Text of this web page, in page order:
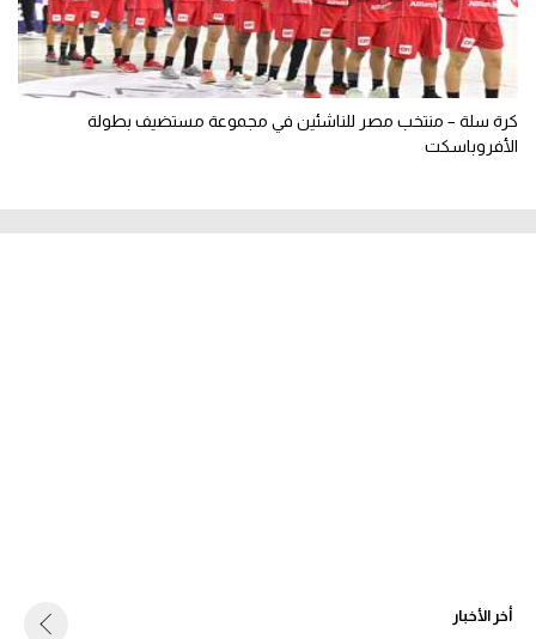
كرة سلة – منتخب مصر للناشئين في مجموعة مستضيف بطولة
الأفروباسكت
أخر الأخبار